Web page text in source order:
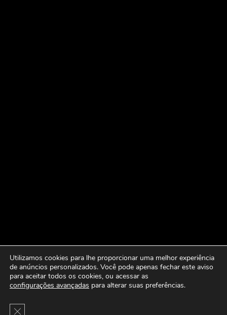
Utilizamos cookies para lhe proporcionar uma melhor experiência
de anúncios personalizados. Você pode apenas fechar este aviso
para aceitar todos os cookies, ou acessar as
configurações avançadas para alterar suas preferências.
Close GDPR Cookie Banner